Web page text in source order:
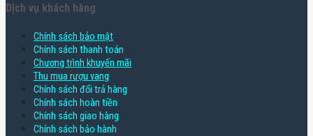
Dịch vụ khách hàng
Chính sách bảo mật
Chính sách thanh toán
Chương trình khuyến mãi
Thu mua rượu vang
Chính sách đổi trả hàng
Chính sách hoàn tiền
Chính sách giao hàng
Chính sách bảo hành